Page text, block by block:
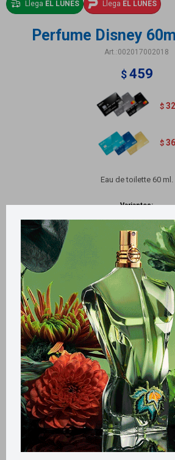
Llega EL LUNES Llega EL LUNES
Perfume Disney
002017002018
$ 459
$
$
Eau de toilette 60 ml.
Variantes:
Métodos y costos de
Retiros gratuitos en
Productos que te